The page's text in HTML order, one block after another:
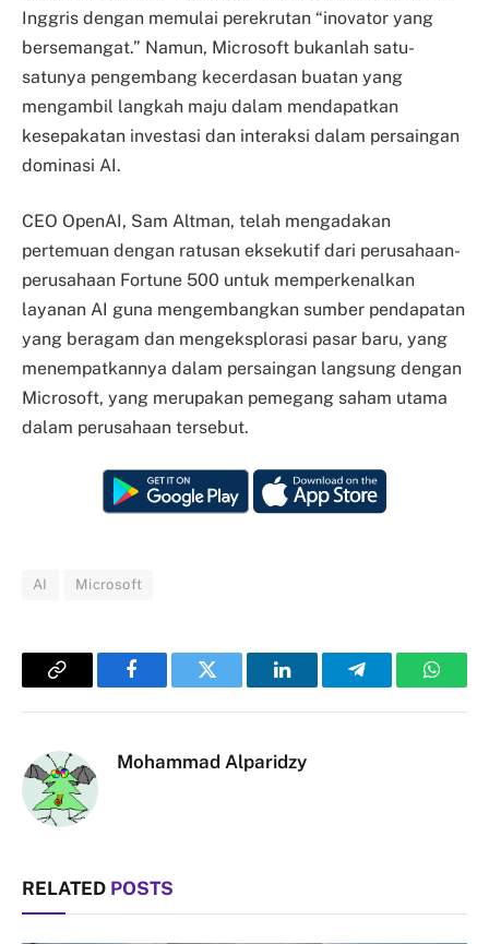
Inggris dengan memulai perekrutan “inovator yang
bersemangat.” Namun, Microsoft bukanlah satu-
satunya pengembang kecerdasan buatan yang
mengambil langkah maju dalam mendapatkan
kesepakatan investasi dan interaksi dalam persaingan
dominasi AI.
CEO OpenAI, Sam Altman, telah mengadakan
pertemuan dengan ratusan eksekutif dari perusahaan-
perusahaan Fortune 500 untuk memperkenalkan
layanan AI guna mengembangkan sumber pendapatan
yang beragam dan mengeksplorasi pasar baru, yang
menempatkannya dalam persaingan langsung dengan
Microsoft, yang merupakan pemegang saham utama
dalam perusahaan tersebut.
AI Microsoft
Copy
FacebookTwitter LinkedInTelegram
Mohammad Alparidzy
RELATED POSTS